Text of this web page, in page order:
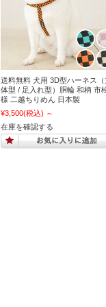
送料無料 犬用 3D型ハーネス（
体型 / 足入れ型）胴輪 和柄 市
様 二越ちりめん 日本製
¥3,500(税込) ～
在庫を確認する